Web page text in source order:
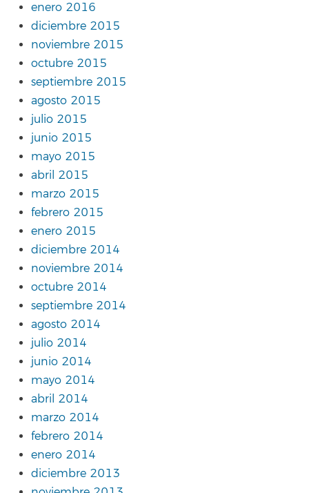
enero 2016
diciembre 2015
noviembre 2015
octubre 2015
septiembre 2015
agosto 2015
julio 2015
junio 2015
mayo 2015
abril 2015
marzo 2015
febrero 2015
enero 2015
diciembre 2014
noviembre 2014
octubre 2014
septiembre 2014
agosto 2014
julio 2014
junio 2014
mayo 2014
abril 2014
marzo 2014
febrero 2014
enero 2014
diciembre 2013